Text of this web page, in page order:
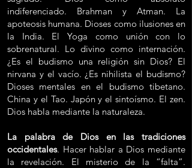
indiferenciado. Brahman y Atman. La
apoteosis humana. Dioses como ilusiones en
la India. El Yoga como unión con lo
sobrenatural. Lo divino como internación.
¿Es el budismo una religión sin Dios? El
nirvana y el vacío. ¿Es nihilista el budismo?
Dioses mentales en el budismo tibetano.
China y el Tao. Japón y el sintoísmo. El zen.
Dios habla mediante la naturaleza.
La palabra de Dios en las tradiciones
occidentales. Hacer hablar a Dios mediante
la revelación. El misterio de la “falta”.